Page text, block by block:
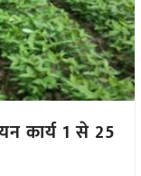
कार्य 1 से 25